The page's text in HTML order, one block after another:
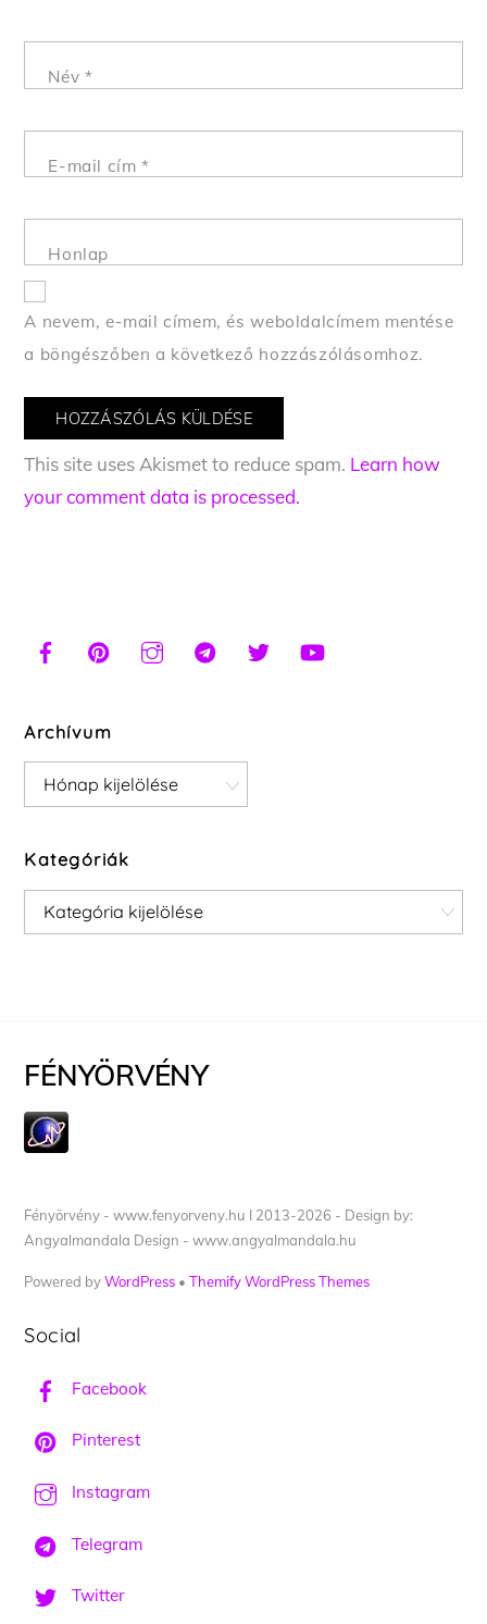
Név *
E-mail cím*
Honlap
A nevem, e-mail címem, és weboldalcímem mentése
a böngészőben a következő hozzászólásomhoz.
This site uses Akismet to reduce spam. Learn how
your comment data is processed.
Archívum
Archívum
Kategóriák
Kategóriák
FÉNYÖRVÉNY
Fényörvény - www.fenyorveny.hu I 2013-2026 - Design by:
Angyalmandala Design - www.angyalmandala.hu
Powered byWordPress •Themify WordPress Themes
Social
Facebook
Pinterest
Instagram
Telegram
Twitter